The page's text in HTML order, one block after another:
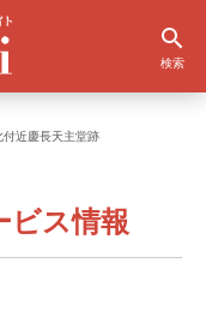
検索
付近慶長天主堂跡
ビス情報